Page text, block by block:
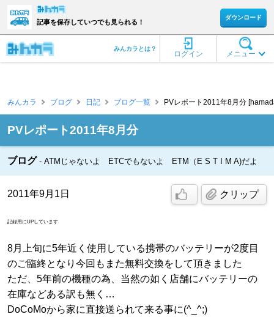
記事を保存していつでも見られる！
ダウンロード
メニュー
ログイン
みんカラとは？
みんカラ ブログ 日記 ブログ一覧 PVレポート2011年8月分
PVレポート2011年8月分
ブログ ATMじゃないよ ETCでもないよ ETM（E S T I M A)だよ
2011年9月1日 クリップ
記録用にUPしています
8月上旬に5年近く使用している携帯のバッテリーが2度目
のご臨終となり今回もまた無料交換をして頂きました
ただ、5年前の機種の為、当然の如く店舗にバッテリーの
在庫などある訳も無く…
DoCoMoから家に直接送られて来る事に(^_^;)